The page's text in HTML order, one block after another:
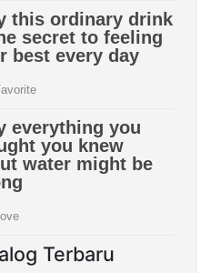
Terbaru